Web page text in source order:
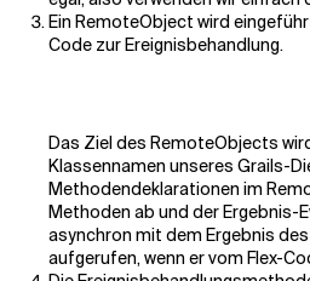
Ein RemoteObject wird
Code zur Ereignisbehandlung.
Das Ziel des RemoteObjects
Klassennamen unseres Grails-
Methodendeklarationen im
Methoden ab und der Ergebnis-
asynchron mit dem Ergebnis
aufgerufen, wenn er vom Flex-